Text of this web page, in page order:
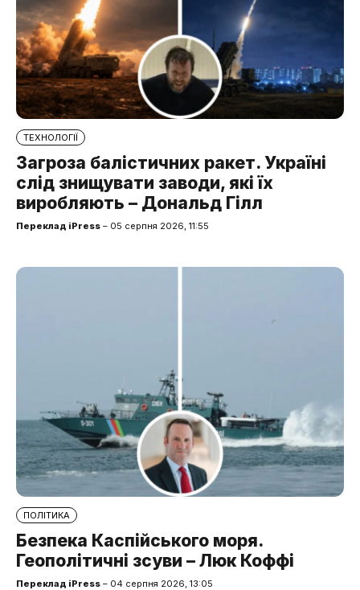
ТЕХНОЛОГІЇ
Загроза балістичних ракет. Україні
слід знищувати заводи, які їх
виробляють – Дональд Гілл
Переклад iPress – 05 серпня 2026, 11:55
ПОЛІТИКА
Безпека Каспійського моря.
Геополітичні зсуви – Люк Коффі
Переклад iPress – 04 серпня 2026, 13:05